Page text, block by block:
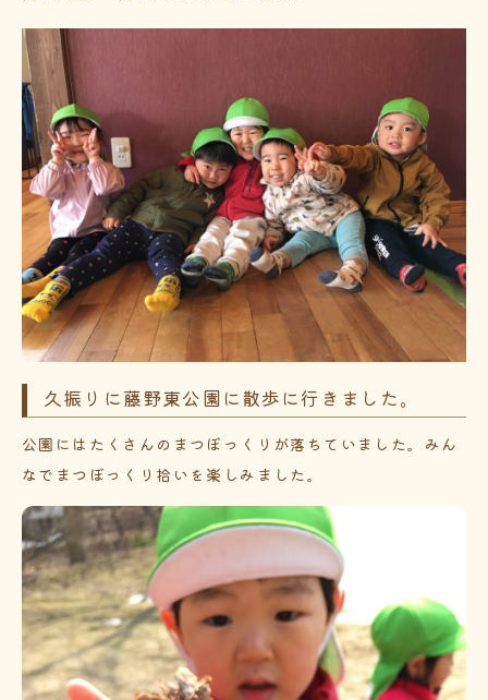
久振りに藤野東公園に散歩に行きました。
公園にはたくさんのまつぼっくりが落ちていました。みん
なでまつぼっくり拾いを楽しみました。